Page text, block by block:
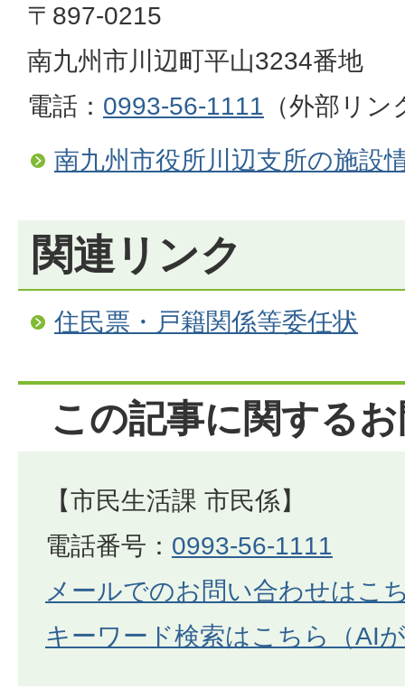
〒897-0215
南九州市川辺町平山3234番地
電話： 0993-56-1111 （外部リン
南九州市役所川辺支所の施設
関連リンク
住民票・戸籍関係等委任状
この記事に関する
【市民生活課 市民係】
電話番号： 0993-56-1111
メールでのお問い合わせはこ
キーワード検索はこちら（AI